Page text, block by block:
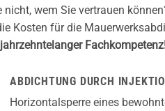
wem Sie vertrauen
Kosten für die
ABDICHTUNG DURCH
Horizontalsperre eines